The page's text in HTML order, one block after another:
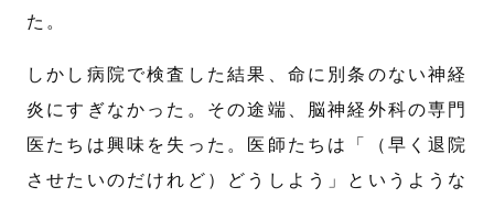
た。
しかし病院で検査した結果、命に別条のない神経
炎にすぎなかった。その途端、脳神経外科の専門
医たちは興味を失った。医師たちは「（早く退院
させたいのだけれど）どうしよう」というような